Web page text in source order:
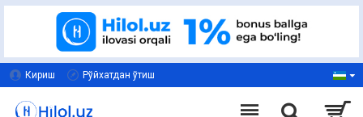
Кириш Рўйхатдан ўтиш